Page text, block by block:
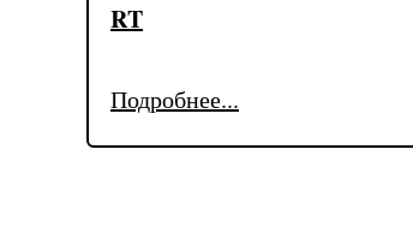
RT
Подробнее...